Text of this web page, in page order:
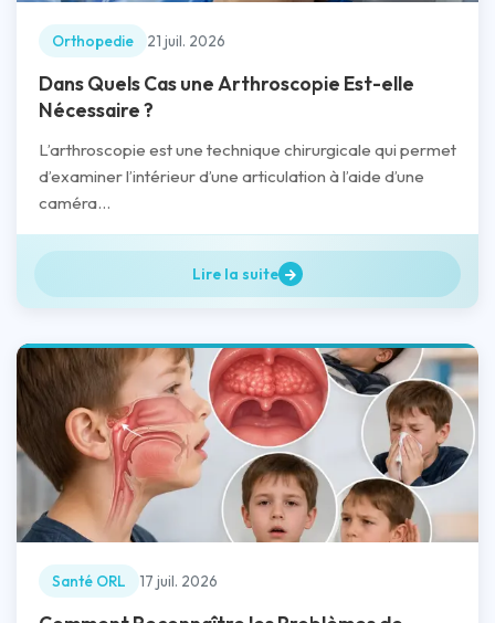
Orthopedie 21 juil. 2026
Dans Quels Cas une Arthroscopie Est-elle
Nécessaire ?
L’arthroscopie est une technique chirurgicale qui permet
d’examiner l’intérieur d’une articulation à l’aide d’une
caméra...
Lire la suite
Santé ORL 17 juil. 2026